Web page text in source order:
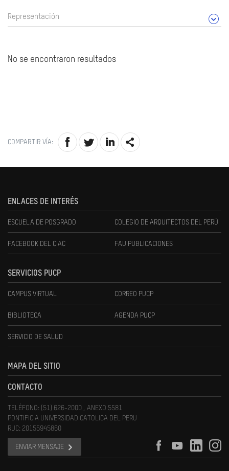
Representación
No se encontraron resultados
COMPARTIR VÍA:
ENLACES DE INTERÉS
ESCUELA DE POSGRADO COLEGIO DE ARQUITECTOS DEL PERÚ
FACEBOOK DEL CIAC FAU PUBLICACIONES
SERVICIOS PUCP
CAMPUS VIRTUAL CORREO PUCP
BIBLIOTECA AGENDA PUCP
SERVICIO DE SALUD
MAPA DEL SITIO
CONTACTO
TELÉFONO: (51) 626-2000 , ANEXO 5581
PONTIFICIA UNIVERSIDAD CATOLICA DEL PERU
RUC: 20155945860
ENVIAR MENSAJE